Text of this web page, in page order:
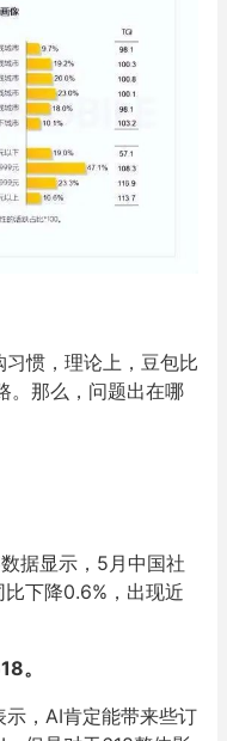
惯，理论上，豆包比
。那么，问题出在哪
据显示，5月中国社
下降0.6%，出现近
。
，AI肯定能带来些订